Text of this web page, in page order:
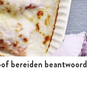
bereiden beantwoord